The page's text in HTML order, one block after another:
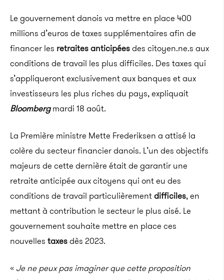
Le gouvernement danois va mettre en place 400
millions d’euros de taxes supplémentaires afin de
financer les retraites anticipéesdes citoyen.ne.s aux
conditions de travail les plus difficiles. Des taxes qui
s’appliqueront exclusivement aux banques et aux
investisseurs les plus riches du pays, expliquait
Bloombergmardi 18 août.
La Première ministre Mette Frederiksen a attisé la
colère du secteur financier danois. L’un des objectifs
majeurs de cette dernière était de garantir une
retraite anticipée aux citoyens qui ont eu des
conditions de travail particulièrementdifficiles, en
mettant à contribution le secteur le plus aisé. Le
gouvernement souhaite mettre en place ces
nouvelles taxesdès 2023.
« Je ne peux pas imaginer que cette proposition